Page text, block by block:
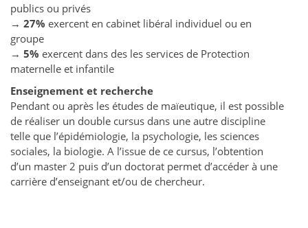
publics ou privés
→ 27% exercent en cabinet libéral individuel ou en
groupe
→ 5% exercent dans des les services de Protection
maternelle et infantile
Enseignement et recherche
Pendant ou après les études de maïeutique, il est possible
de réaliser un double cursus dans une autre discipline
telle que l’épidémiologie, la psychologie, les sciences
sociales, la biologie. A l’issue de ce cursus, l’obtention
d’un master 2 puis d’un doctorat permet d’accéder à une
carrière d’enseignant et/ou de chercheur.